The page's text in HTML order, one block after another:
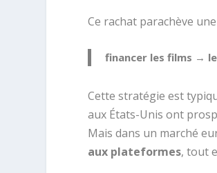
Ce rachat parachève
financer les films →
Cette stratégie est
aux États-Unis ont
Mais dans un marché
aux plateformes, tout